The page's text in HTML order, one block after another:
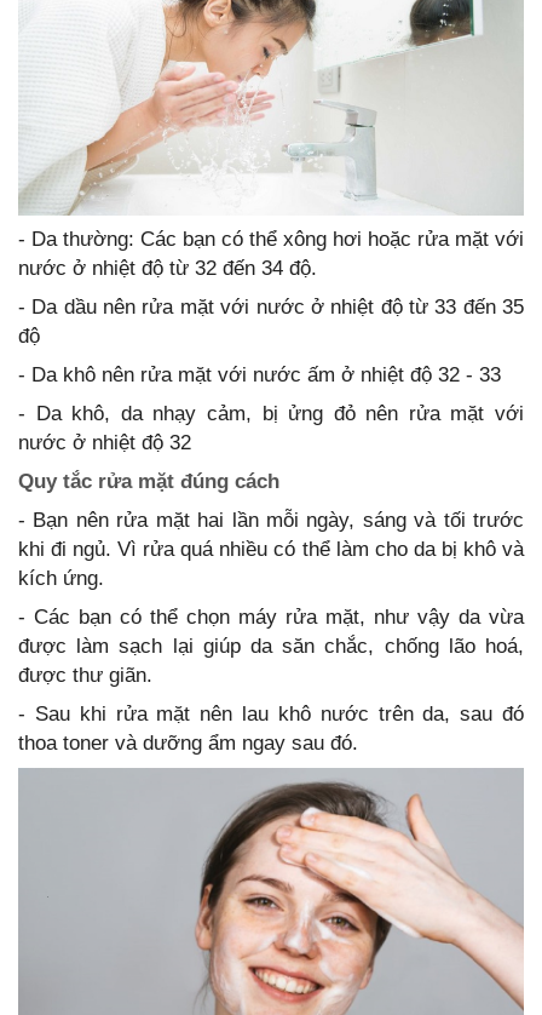
- Da thường: Các bạn có thể xông hơi hoặc rửa mặt với
nước ở nhiệt độ từ 32 đến 34 độ.
- Da dầu nên rửa mặt với nước ở nhiệt độ từ 33 đến 35
độ
- Da khô nên rửa mặt với nước ấm ở nhiệt độ 32 - 33
- Da khô, da nhạy cảm, bị ửng đỏ nên rửa mặt với
nước ở nhiệt độ 32
Quy tắc rửa mặt đúng cách
- Bạn nên rửa mặt hai lần mỗi ngày, sáng và tối trước
khi đi ngủ. Vì rửa quá nhiều có thể làm cho da bị khô và
kích ứng.
- Các bạn có thể chọn máy rửa mặt, như vậy da vừa
được làm sạch lại giúp da săn chắc, chống lão hoá,
được thư giãn.
- Sau khi rửa mặt nên lau khô nước trên da, sau đó
thoa toner và dưỡng ẩm ngay sau đó.